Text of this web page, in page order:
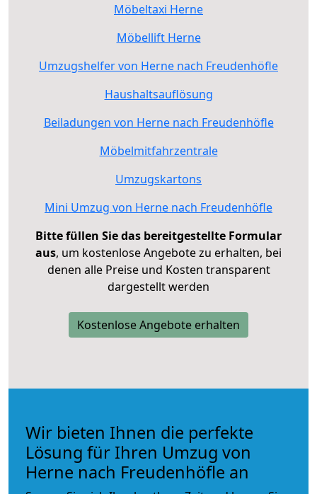
Möbeltaxi Herne
Möbellift Herne
Umzugshelfer von Herne nach Freudenhöfle
Haushaltsauflösung
Beiladungen von Herne nach Freudenhöfle
Möbelmitfahrzentrale
Umzugskartons
Mini Umzug von Herne nach Freudenhöfle
Bitte füllen Sie das bereitgestellte Formular
aus, um kostenlose Angebote zu erhalten, bei
denen alle Preise und Kosten transparent
dargestellt werden
Kostenlose Angebote erhalten
Wir bieten Ihnen die perfekte
Lösung für Ihren Umzug von
Herne nach Freudenhöfle an